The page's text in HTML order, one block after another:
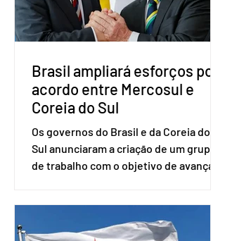
desde fevereiro de 2023. Formado em
administração de empresas pela
Fundaç
Brasil ampliará esforços por
acordo entre Mercosul e
Coreia do Sul
Os governos do Brasil e da Coreia do
Sul anunciaram a criação de um grupo
de trabalho com o objetivo de avançar
Uruguai, além de outros países